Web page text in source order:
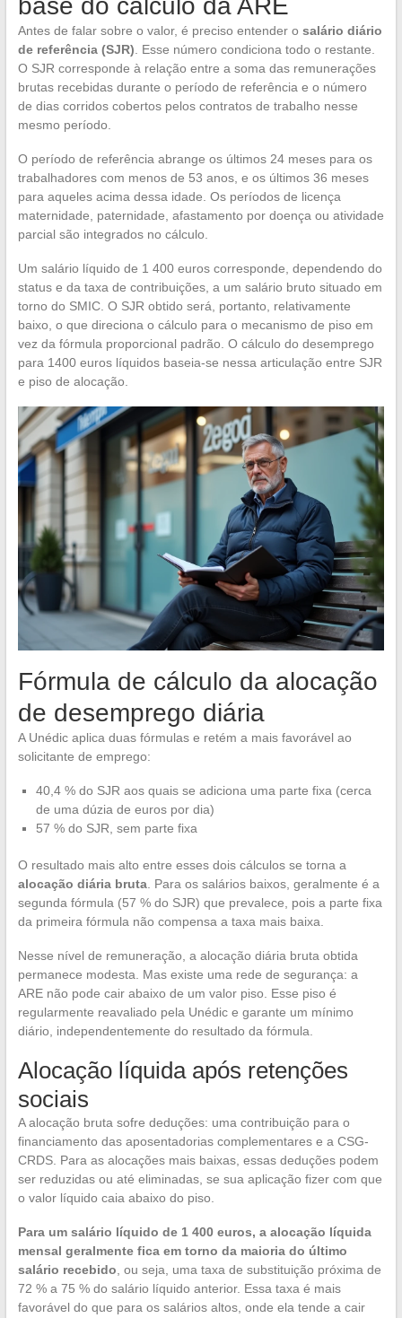
base do cálculo da ARE
Antes de falar sobre o valor, é preciso entender o salário diário
de referência (SJR) . Esse número condiciona todo o restante.
O SJR corresponde à relação entre a soma das remunerações
brutas recebidas durante o período de referência e o número
de dias corridos cobertos pelos contratos de trabalho nesse
mesmo período.
O período de referência abrange os últimos 24 meses para os
trabalhadores com menos de 53 anos, e os últimos 36 meses
para aqueles acima dessa idade. Os períodos de licença
maternidade, paternidade, afastamento por doença ou atividade
parcial são integrados no cálculo.
Um salário líquido de 1 400 euros corresponde, dependendo do
status e da taxa de contribuições, a um salário bruto situado em
torno do SMIC. O SJR obtido será, portanto, relativamente
baixo, o que direciona o cálculo para o mecanismo de piso em
vez da fórmula proporcional padrão. O cálculo do desemprego
para 1400 euros líquidos baseia-se nessa articulação entre SJR
e piso de alocação.
Fórmula de cálculo da alocação
de desemprego diária
A Unédic aplica duas fórmulas e retém a mais favorável ao
solicitante de emprego:
40,4 % do SJR aos quais se adiciona uma parte fixa (cerca
de uma dúzia de euros por dia)
57 % do SJR, sem parte fixa
O resultado mais alto entre esses dois cálculos se torna a
alocação diária bruta. Para os salários baixos, geralmente é a
segunda fórmula (57 % do SJR) que prevalece, pois a parte fixa
da primeira fórmula não compensa a taxa mais baixa.
Nesse nível de remuneração, a alocação diária bruta obtida
permanece modesta. Mas existe uma rede de segurança: a
ARE não pode cair abaixo de um valor piso. Esse piso é
regularmente reavaliado pela Unédic e garante um mínimo
diário, independentemente do resultado da fórmula.
Alocação líquida após retenções
sociais
A alocação bruta sofre deduções: uma contribuição para o
financiamento das aposentadorias complementares e a CSG-
CRDS. Para as alocações mais baixas, essas deduções podem
ser reduzidas ou até eliminadas, se sua aplicação fizer com que
o valor líquido caia abaixo do piso.
Para um salário líquido de 1 400 euros, a alocação líquida
mensal geralmente fica em torno da maioria do último
salário recebido , ou seja, uma taxa de substituição próxima de
72 % a 75 % do salário líquido anterior. Essa taxa é mais
favorável do que para os salários altos, onde ela tende a cair